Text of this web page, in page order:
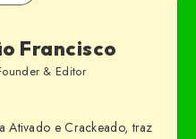
Francisco
& Editor
Ativado e Crackeado, traz